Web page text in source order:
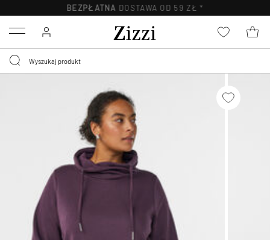
BEZPŁATNA DOSTAWA OD 59 ZŁ *
Menu